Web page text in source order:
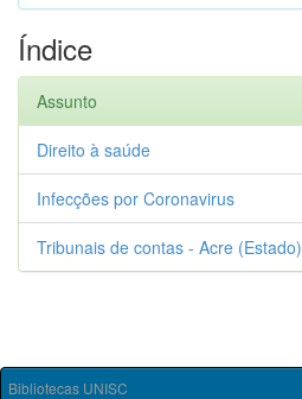
Índice
Assunto
Direito à saúde
Infecções por Coronavirus
Tribunais de contas - Acre (Estado)
Bibliotecas UNISC